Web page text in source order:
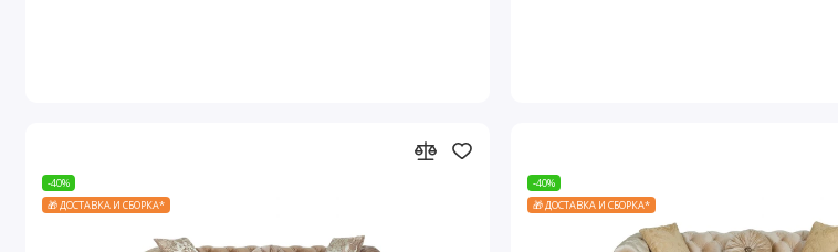
-40%
🎁 ДОСТАВКА И СБОРКА*
-40%
🎁 ДОСТАВКА И СБОРКА*